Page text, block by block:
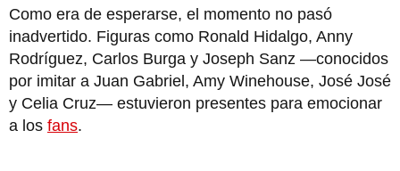
Como era de esperarse, el momento no pasó
inadvertido. Figuras como Ronald Hidalgo, Anny
Rodríguez, Carlos Burga y Joseph Sanz —conocidos
por imitar a Juan Gabriel, Amy Winehouse, José José
y Celia Cruz— estuvieron presentes para emocionar
a los fans.